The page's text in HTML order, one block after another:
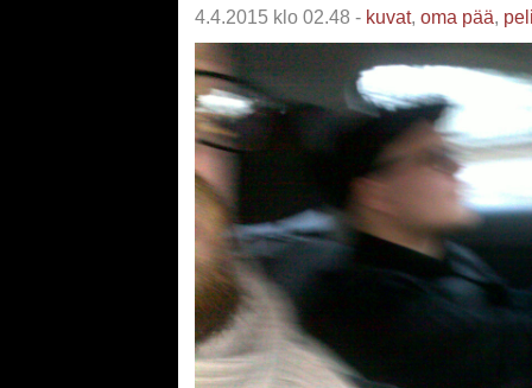
4.4.2015 klo 02.48 - kuvat, oma pää,